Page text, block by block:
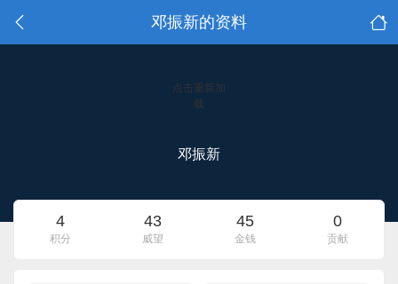
邓振新的资料
点击重新加
载
邓振新
4
积分
43
威望
45
金钱
0
贡献